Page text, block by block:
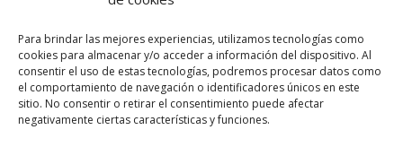
Para brindar las mejores experiencias, utilizamos tecnologías como
cookies para almacenar y/o acceder a información del dispositivo. Al
consentir el uso de estas tecnologías, podremos procesar datos como
el comportamiento de navegación o identificadores únicos en este
sitio. No consentir o retirar el consentimiento puede afectar
negativamente ciertas características y funciones.
Get software updates and practical tips.
Email Address